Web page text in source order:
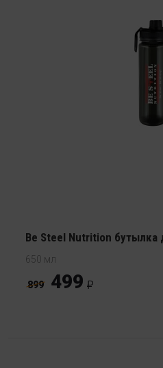
Be Steel Nutrition бутылка
650 мл
899 499